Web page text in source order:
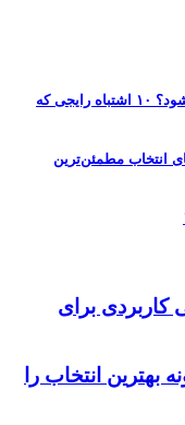
چرا باتری خودرو زودتر از موعد خراب می‌شود؟ ۱۰ اشتباه رایجی که
انتخاب مطمئن‌ترین
کاربردی برای
انتخاب را